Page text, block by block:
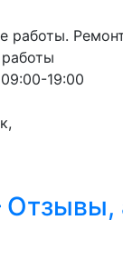
работы.
19:00